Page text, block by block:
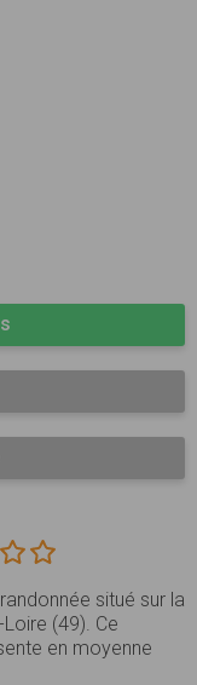
situé sur la
(49). Ce
en moyenne